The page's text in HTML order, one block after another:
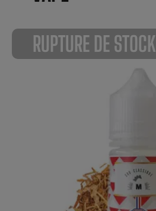
RUPTURE DE STOCK